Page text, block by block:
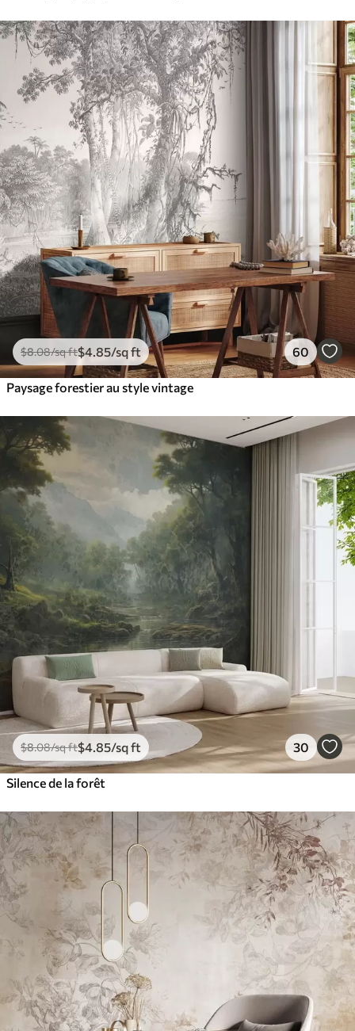
$8.08/sq ft$4 .85/sq ft 60
Paysage forestier au style vintage
$8.08/sq ft$4 .85/sq ft 30
Silence de la forêt